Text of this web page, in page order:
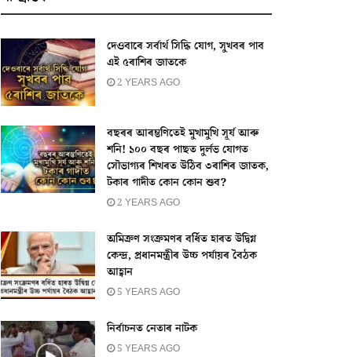
দেওবাৰে সৰ্বাৰ্থ সিদ্ধি যোগ, সুখবৰ পাব
এই ৫ৰাশিৰ জাতকে
2 YEARS AGO
বছৰৰ আৰম্ভণিতেই মুখামুখি সূৰ্য আৰু
শনি! ১০০ বছৰ পাছত দুৰ্লভ যোগত
সৌভাগ্যৰ শিখৰত উঠিব ৩ৰাশিৰ জাতক,
টকাৰ গাদীত কোন কোন শুব?
2 YEARS AGO
অমিক্ৰণ সংক্ৰমণৰ বৰ্ধিত হাৰত উদ্বিগ্ন
কেন্দ্ৰ, প্ৰধানমন্ত্ৰীৰ উচ্চ পৰ্যায়ৰ বৈঠক
আহ্বান
5 YEARS AGO
নির্বাচনত নেতাৰ নাটক
5 YEARS AGO